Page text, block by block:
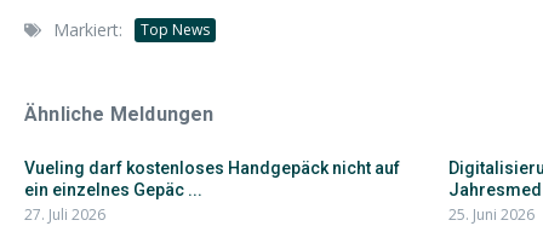
Markiert: Top News
Ähnliche Meldungen
Vueling darf kostenloses Handgepäck nicht auf
ein einzelnes Gepäc ...
27. Juli 2026 25. Juni 2026